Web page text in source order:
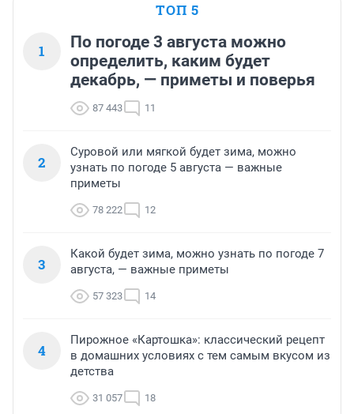
ТОП 5
1
По погоде 3 августа можно
определить, каким будет
декабрь, — приметы и поверья
87 443 11
2
Суровой или мягкой будет зима, можно
узнать по погоде 5 августа — важные
приметы
78 222 12
3
Какой будет зима, можно узнать по погоде 7
августа, — важные приметы
57 323 14
4
Пирожное «Картошка»: классический рецепт
в домашних условиях с тем самым вкусом из
детства
31 057 18